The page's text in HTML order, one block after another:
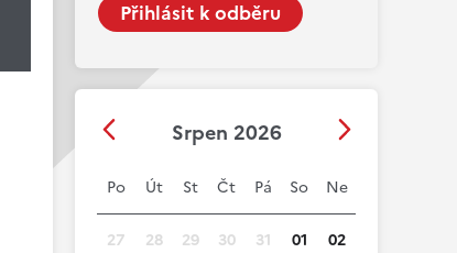
Srpen 2026
Po Út St Čt Pá So Ne
27 28 29 30 31 01
02